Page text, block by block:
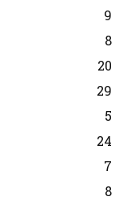
9
8
20
29
5
24
7
8